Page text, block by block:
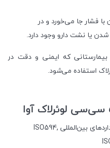
فشار جا می‌خورد و در
یا نشت دارو وجود دارد.
که ایمنی و دقت در
استفاده می‌شود.
طراحی‌شده بر اساس استانداردهای بین‌المللی ISO594,